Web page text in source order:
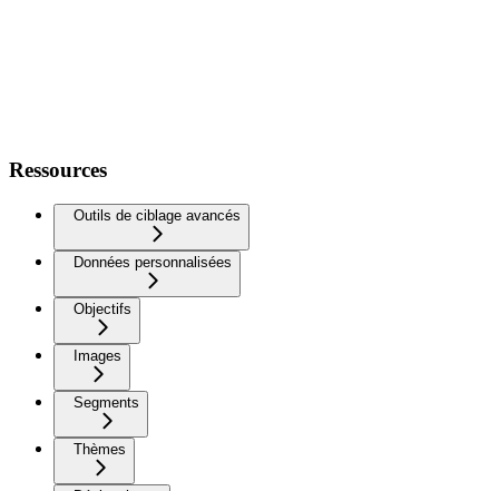
Ressources
Outils de ciblage avancés
Données personnalisées
Objectifs
Images
Segments
Thèmes